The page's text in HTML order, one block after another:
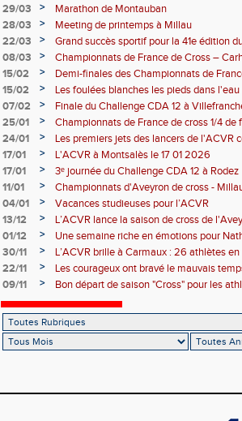
29/03
>
Marathon de Montauban
28/03
>
Meeting de printemps à Millau
22/03
>
Grand succès sportif pour la 41e édition
malgré un problème côté randonnée
08/03 >
Championnats de France de Cross –
15/02
>
Demi-finales des Championnats de
15/02
>
Les foulées blanches les pieds dans
performances individuelles
07/02 >
Finale du Challenge CDA 12 à
25/01
>
Championnats de France de cross 1/4
la-Grave 25 01 2026
24/01 >
Les premiers jets des lancers de l'ACVR
Rodez
17/01 >
L'ACVR à Montsalès le 17 01 2026
17/01
>
3ᵉ journée du Challenge CDA 12 à Rodez
11/01
>
Championnats d'Aveyron de cross -
04/01
>
Vacances studieuses pour l’ACVR
13/12
>
L’ACVR lance la saison de cross de
01/12
>
Une semaine riche en émotions pour
de l’ACVR
30/11 >
L’ACVR brille à Carmaux : 26 athlètes
country international Hubert André
22/11 >
Les courageux ont bravé le mauvais
09/11
>
Bon départ de saison "Cross" pour les